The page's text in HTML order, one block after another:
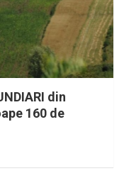
din
160 de